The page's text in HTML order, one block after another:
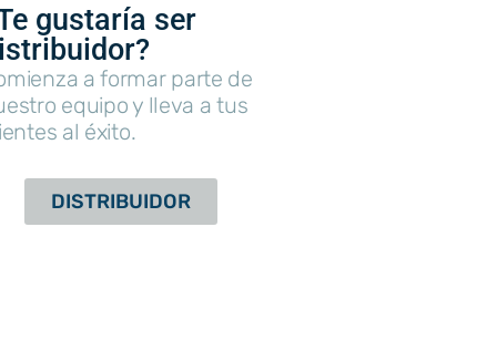
gustaría ser
a formar parte de
equipo y lleva a tus
al éxito.
DISTRIBUIDOR